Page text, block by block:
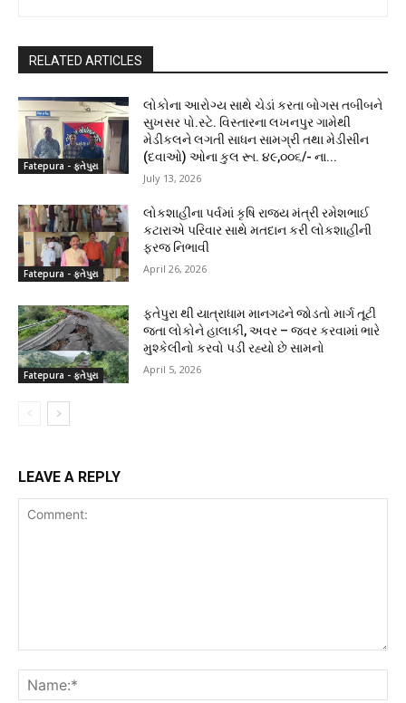
RELATED ARTICLES
Fatepura - ફતેપુરા
લોકોના આરોગ્ય સાથે ચેડાં કરતા બોગસ તબીબને
સુખસર પો.સ્ટે. વિસ્તારના લખનપુર ગામેથી
મેડીકલને લગતી સાધન સામગ્રી તથા મેડીસીન
(દવાઓ) ઓના કુલ રૂા. ૪૯,૦૦૬/- ના...
July 13, 2026
Fatepura - ફતેપુરા
લોકશાહીના પર્વમાં કૃષિ રાજ્ય મંત્રી રમેશભાઈ
કટારાએ પરિવાર સાથે મતદાન કરી લોકશાહીની
ફરજ નિભાવી
April 26, 2026
Fatepura - ફતેપુરા
ફતેપુરા થી યાત્રાધામ માનગઢને જોડતો માર્ગ તૂટી
જતા લોકોને હાલાકી, અવર – જવર કરવામાં ભારે
મુશ્કેલીનો કરવો પડી રહ્યો છે સામનો
April 5, 2026
LEAVE A REPLY